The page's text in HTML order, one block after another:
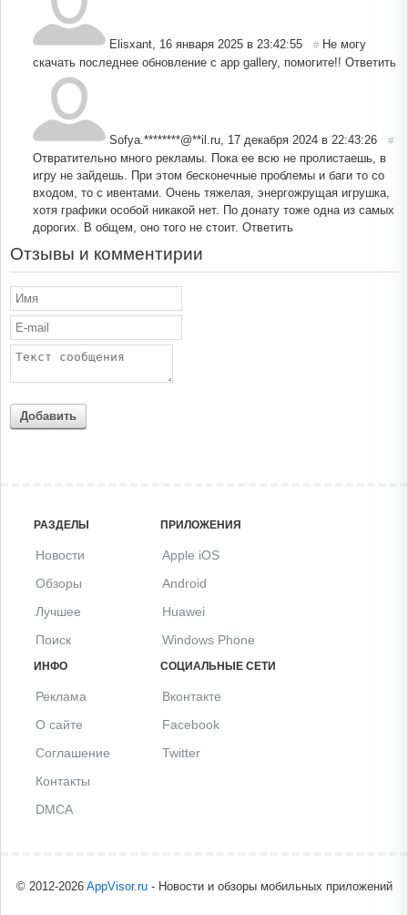
Elisxant, 16 января 2025 в 23:42:55 # Не могу
скачать последнее обновление с app gallery, помогите!! Ответить
Sofya.********@**il.ru, 17 декабря 2024 в 22:43:26 #
Отвратительно много рекламы. Пока ее всю не пролистаешь, в
игру не зайдешь. При этом бесконечные проблемы и баги то со
входом, то с ивентами. Очень тяжелая, энергожрущая игрушка,
хотя графики особой никакой нет. По донату тоже одна из самых
дорогих. В общем, оно того не стоит. Ответить
Отзывы и комментирии
Добавить
РАЗДЕЛЫ
Новости
Обзоры
Лучшее
Поиск
ПРИЛОЖЕНИЯ
Apple iOS
Android
Huawei
Windows Phone
ИНФО
Реклама
О сайте
Соглашение
Контакты
DMCA
СОЦИАЛЬНЫЕ СЕТИ
Вконтакте
Facebook
Twitter
© 2012-2026 AppVisor.ru- Новости и обзоры мобильных приложений